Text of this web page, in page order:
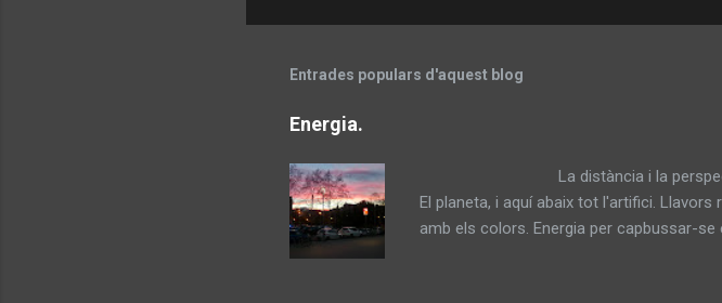
Entrades populars d'aquest blog
Energia.
La distància i la perspectiva. La
El planeta, i aquí abaix tot l'artifici.
amb els colors. Energia